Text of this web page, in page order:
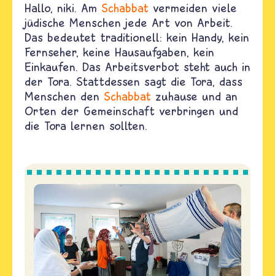
Hallo, niki. Am Schabbat vermeiden viele
jüdische Menschen jede Art von Arbeit.
Das bedeutet traditionell: kein Handy, kein
Fernseher, keine Hausaufgaben, kein
Einkaufen. Das Arbeitsverbot steht auch in
der Tora. Stattdessen sagt die Tora, dass
Menschen den Schabbat zuhause und an
Orten der Gemeinschaft verbringen und
die Tora lernen sollten.